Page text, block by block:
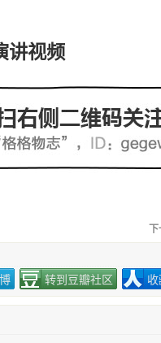
讲视频
转到豆瓣社区